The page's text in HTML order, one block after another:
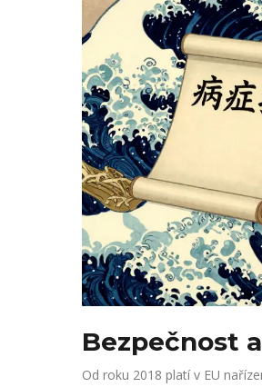
Bezpečnost
Od roku 2018 platí v EU